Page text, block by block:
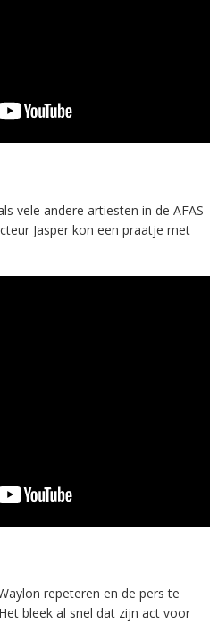
vele andere artiesten in de AFAS
Jasper kon een praatje met
repeteren en de pers te
bleek al snel dat zijn act voor